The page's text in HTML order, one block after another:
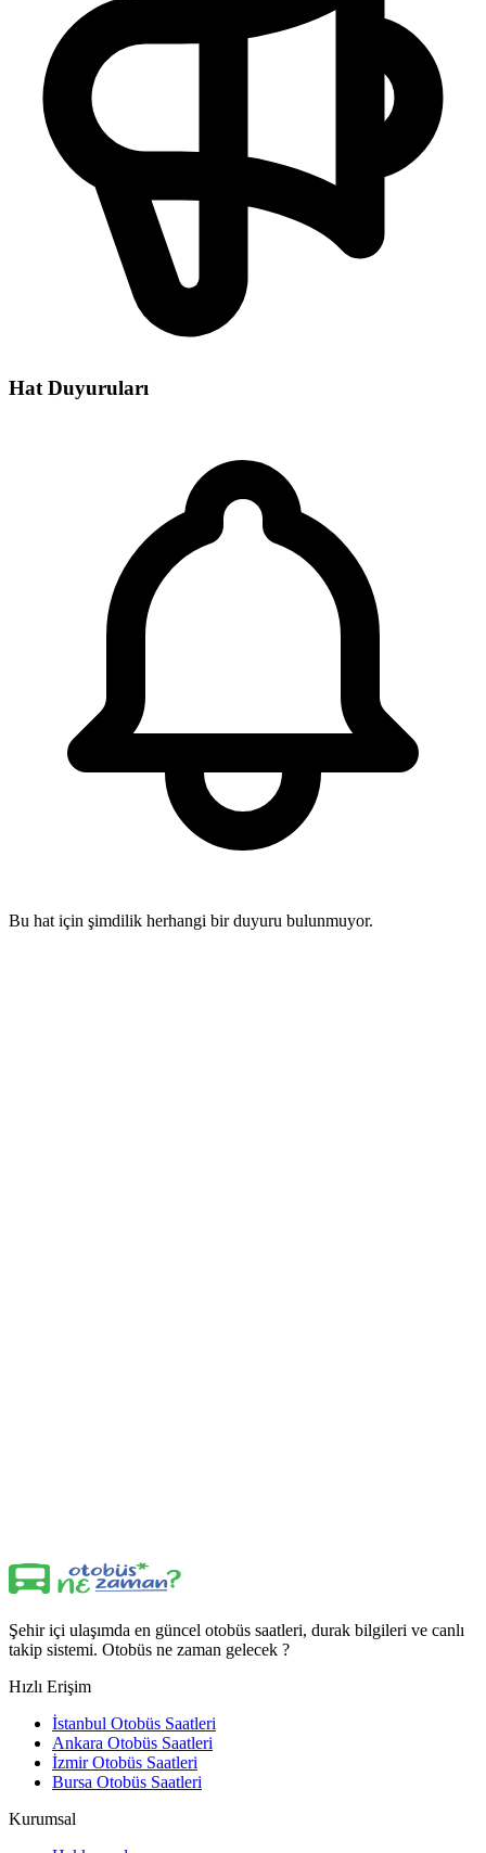
Hat Duyuruları
Bu hat için şimdilik herhangi bir duyuru bulunmuyor.
Şehir içi ulaşımda en güncel otobüs saatleri, durak bilgileri ve canlı
takip sistemi. Otobüs ne zaman gelecek ?
Hızlı Erişim
İstanbul Otobüs Saatleri
Ankara Otobüs Saatleri
İzmir Otobüs Saatleri
Bursa Otobüs Saatleri
Kurumsal